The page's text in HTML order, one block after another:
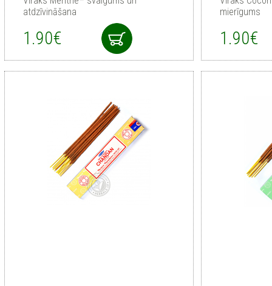
atdzīvināšana
1.90€
mierīgums
1.90€